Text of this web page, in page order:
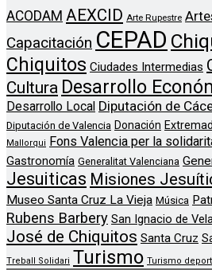
ACODAM AEXCID Arte Rupestre
Capacitación CEPAD
Chiquitos Ciudades Intermedias
Cultura Desarrollo
Desarrollo Local Diputación de
Diputación de Valencia Donación
Mallorqui
Fons Valencia per la
Gastronomía Generalitat Valenciana
Jesuiticas Misiones
Museo Santa Cruz La Vieja Música
Rubens Barbery San Ignacio de
José de Chiquitos Santa Cruz
Treball Solidari Turismo Turismo